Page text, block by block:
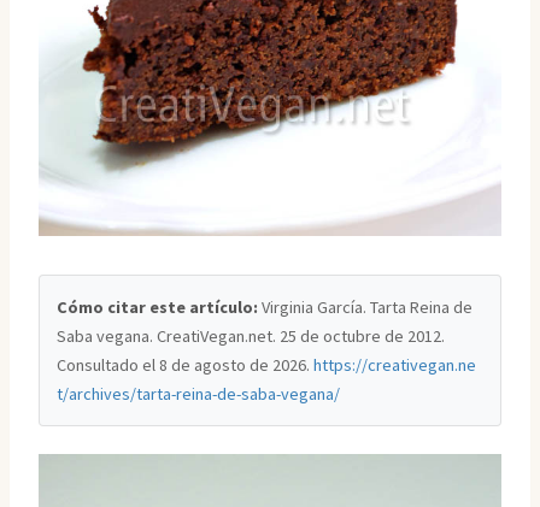
Cómo citar este artículo: Virginia García. Tarta Reina de
Saba vegana. CreatiVegan.net. 25 de octubre de 2012.
Consultado el 8 de agosto de 2026.https://creativegan.ne
t/archives/tarta-reina-de-saba-vegana/